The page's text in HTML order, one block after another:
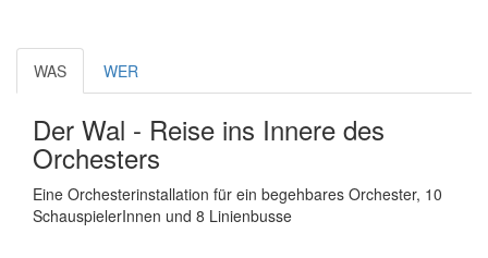
WAS WER
Der Wal - Reise ins Innere des
Orchesters
Eine Orchesterinstallation für ein begehbares Orchester, 10
SchauspielerInnen und 8 Linienbusse